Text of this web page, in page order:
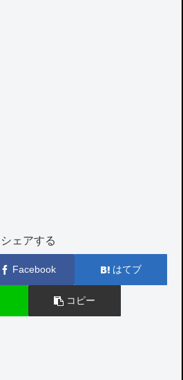
シェアする
Facebook はてブ
コピー